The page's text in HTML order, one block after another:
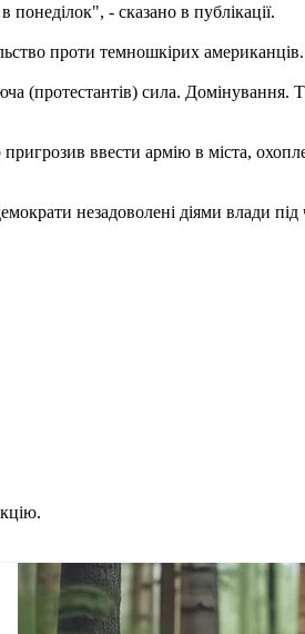
понеділок", - сказано в публікації.
проти темношкірих американців.
(протестантів) сила. Домінування.
ввести армію в міста,
незадоволені діями влади